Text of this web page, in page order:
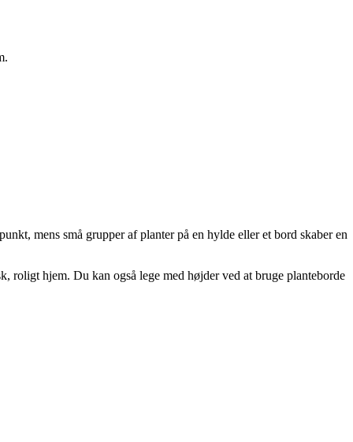
mens små grupper af planter på en hylde eller et bord skaber en
hjem. Du kan også lege med højder ved at bruge planteborde